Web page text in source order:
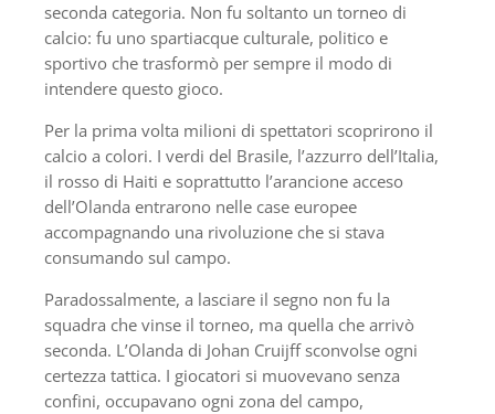
seconda categoria. Non fu soltanto un torneo di
calcio: fu uno spartiacque culturale, politico e
sportivo che trasformò per sempre il modo di
intendere questo gioco.
Per la prima volta milioni di spettatori scoprirono il
calcio a colori. I verdi del Brasile, l’azzurro dell’Italia,
il rosso di Haiti e soprattutto l’arancione acceso
dell’Olanda entrarono nelle case europee
accompagnando una rivoluzione che si stava
consumando sul campo.
Paradossalmente, a lasciare il segno non fu la
squadra che vinse il torneo, ma quella che arrivò
seconda. L’Olanda di Johan Cruijff sconvolse ogni
certezza tattica. I giocatori si muovevano senza
confini, occupavano ogni zona del campo,